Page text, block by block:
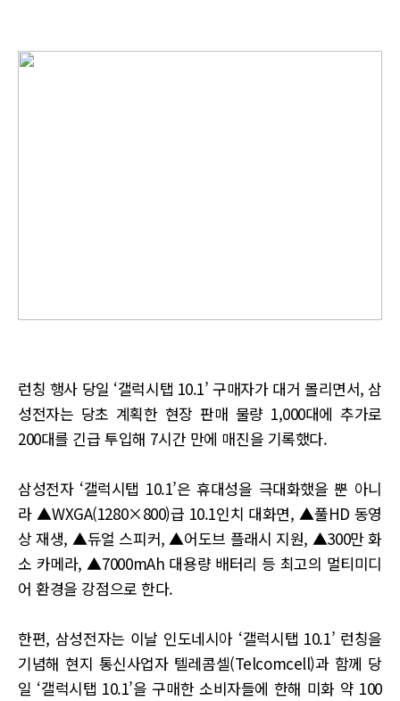
런칭 행사 당일 ‘갤럭시탭 10.1’ 구매자가 대거 몰리면서, 삼
성전자는 당초 계획한 현장 판매 물량 1,000대에 추가로
200대를 긴급 투입해 7시간 만에 매진을 기록했다.
삼성전자 ‘갤럭시탭 10.1’은 휴대성을 극대화했을 뿐 아니
라 ▲WXGA(1280×800)급 10.1인치 대화면, ▲풀HD 동영
상 재생, ▲듀얼 스피커, ▲어도브 플래시 지원, ▲300만 화
소 카메라, ▲7000mAh 대용량 배터리 등 최고의 멀티미디
어 환경을 강점으로 한다.
한편, 삼성전자는 이날 인도네시아 ‘갤럭시탭 10.1’ 런칭을
기념해 현지 통신사업자 텔레콤셀(Telcomcell)과 함께 당
일 ‘갤럭시탭 10.1’을 구매한 소비자들에 한해 미화 약 100